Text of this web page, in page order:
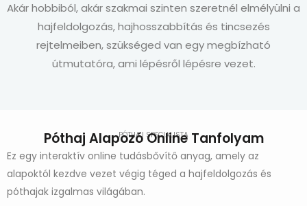
Akár hobbiból, akár szakmai szinten szeretnél elmélyülni a
hajfeldolgozás, hajhosszabbítás és tincsezés
rejtelmeiben, szükséged van egy megbízható
útmutatóra, ami lépésről lépésre vezet.
PÓTHAJ SPECIALISTA
Póthaj Alapozó Online Tanfolyam
Ez egy interaktív online tudásbővítő anyag, amely az
alapoktól kezdve vezet végig téged a hajfeldolgozás és
póthajak izgalmas világában.